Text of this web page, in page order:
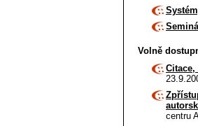
Volně
centru